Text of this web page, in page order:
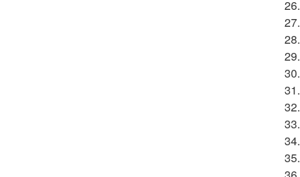
26.
27.
28.
29.
30.
31.
32.
33.
34.
35.